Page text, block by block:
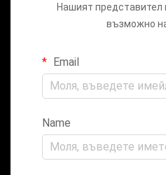
Нашият
възможно
Email
Name